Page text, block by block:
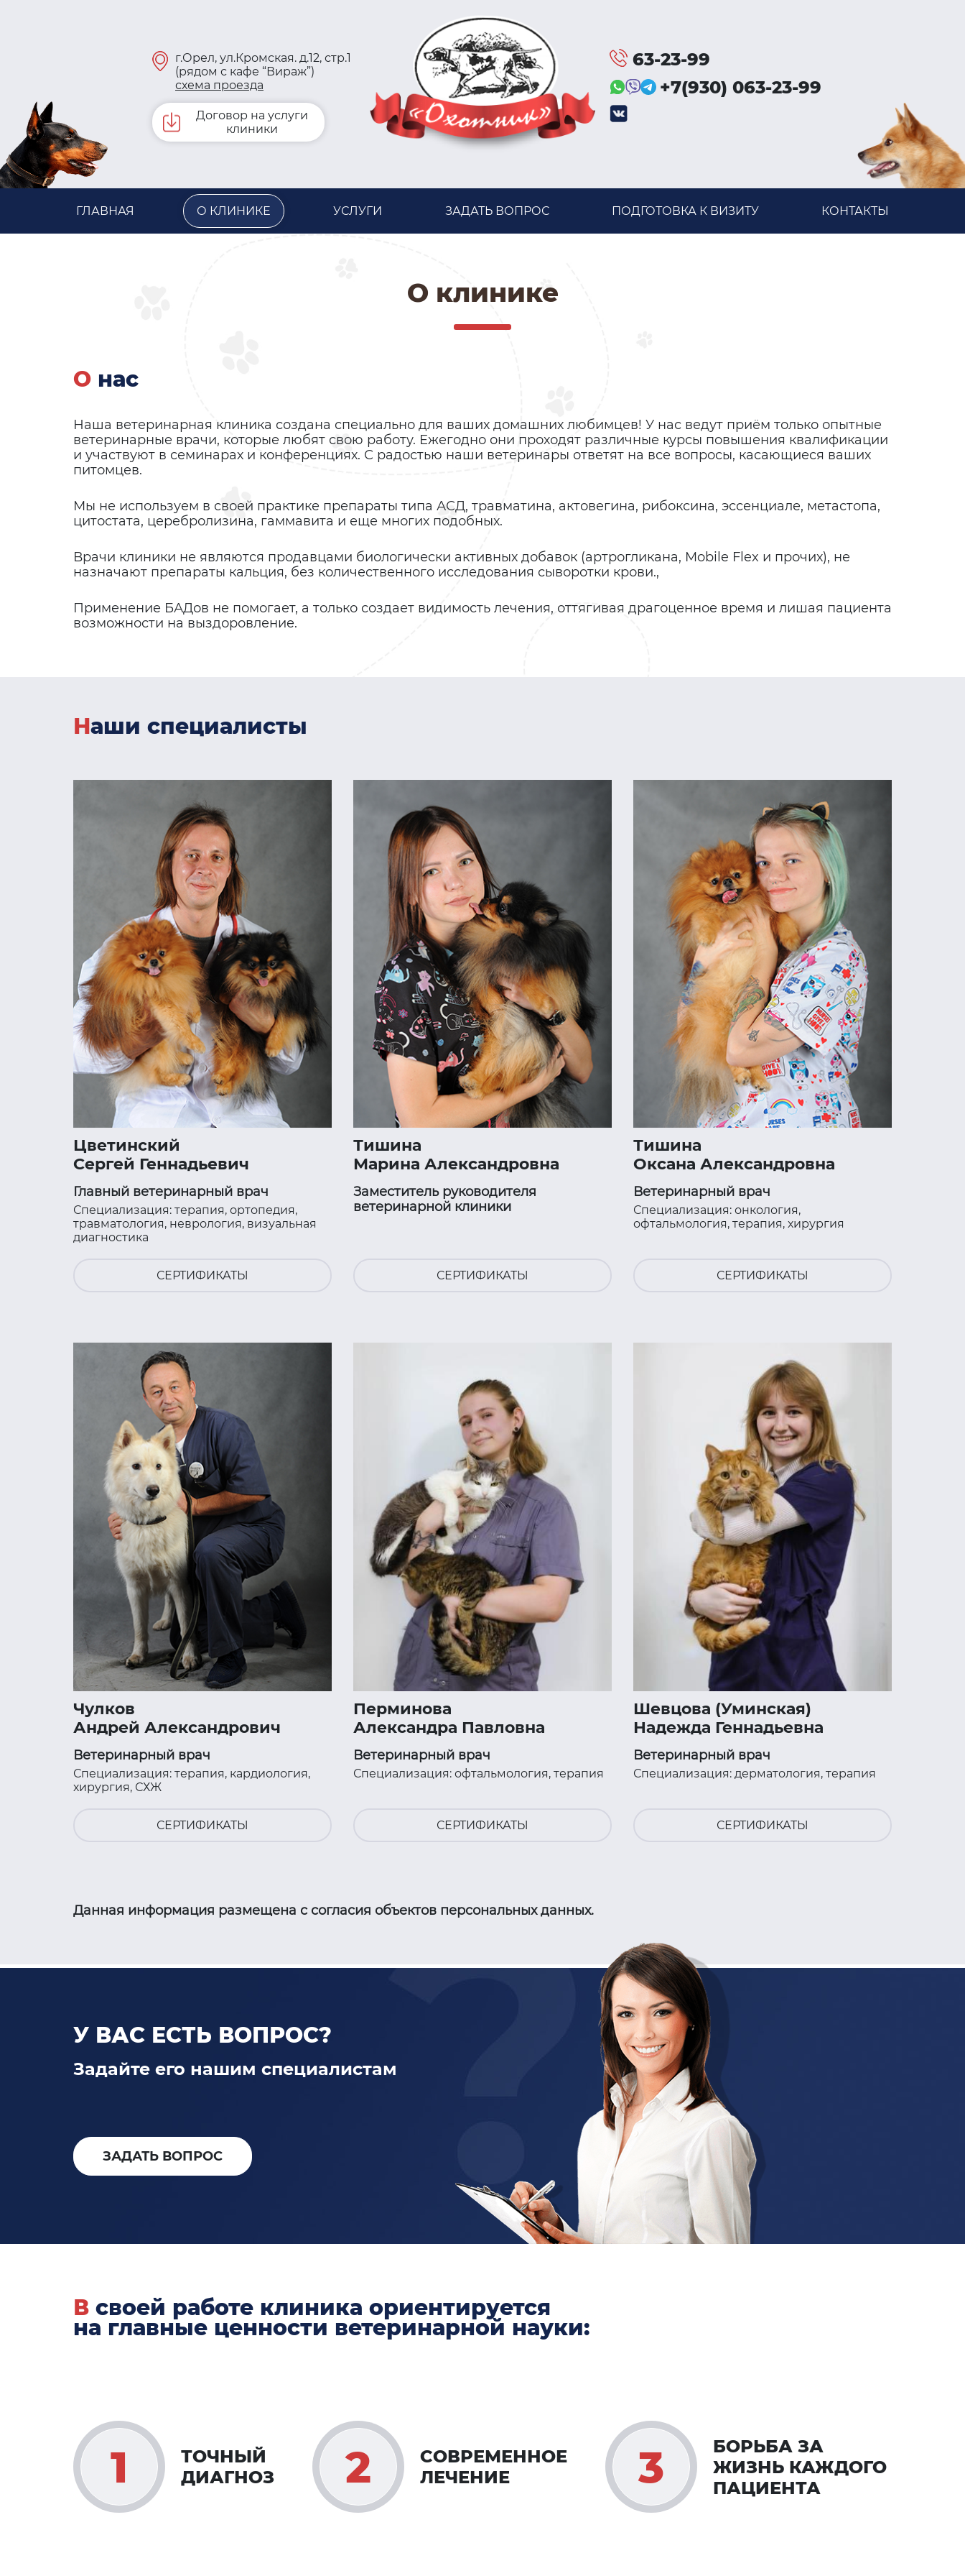
г.Орел, ул.Кромская. д.12, стр.1
(рядом с кафе “Вираж”)
схема проезда
Договор на услуги
клиники
63-23-99
+7(930) 063-23-99
ГЛАВНАЯ О КЛИНИКЕ УСЛУГИ ЗАДАТЬ ВОПРОС ПОДГОТОВКА К ВИЗИТУ КОНТАКТЫ
О клинике
О нас
Наша ветеринарная клиника создана специально для ваших домашних любимцев! У нас ведут приём только опытные
ветеринарные врачи, которые любят свою работу. Ежегодно они проходят различные курсы повышения квалификации
и участвуют в семинарах и конференциях. С радостью наши ветеринары ответят на все вопросы, касающиеся ваших
питомцев.
Мы не используем в своей практике препараты типа АСД, травматина, актовегина, рибоксина, эссенциале, метастопа,
цитостата, церебролизина, гаммавита и еще многих подобных.
Врачи клиники не являются продавцами биологически активных добавок (артрогликана, Mobile Flex и прочих), не
назначают препараты кальция, без количественного исследования сыворотки крови.,
Применение БАДов не помогает, а только создает видимость лечения, оттягивая драгоценное время и лишая пациента
возможности на выздоровление.
Наши специалисты
Цветинский
Сергей Геннадьевич
Главный ветеринарный врач
Специализация: терапия, ортопедия,
травматология, неврология, визуальная
диагностика
СЕРТИФИКАТЫ
Тишина
Марина Александровна
Заместитель руководителя
ветеринарной клиники
СЕРТИФИКАТЫ
Тишина
Оксана Александровна
Ветеринарный врач
Специализация: онкология,
офтальмология, терапия, хирургия
СЕРТИФИКАТЫ
Чулков
Андрей Александрович
Ветеринарный врач
Специализация: терапия, кардиология,
хирургия, СХЖ
СЕРТИФИКАТЫ
Перминова
Александра Павловна
Ветеринарный врач
Специализация: офтальмология, терапия
СЕРТИФИКАТЫ
Шевцова (Уминская)
Надежда Геннадьевна
Ветеринарный врач
Специализация: дерматология, терапия
СЕРТИФИКАТЫ
Данная информация размещена с согласия объектов персональных данных.
У ВАС ЕСТЬ ВОПРОС?
Задайте его нашим специалистам
ЗАДАТЬ ВОПРОС
В своей работе клиника ориентируется
на главные ценности ветеринарной науки:
ТОЧНЫЙ
ДИАГНОЗ
СОВРЕМЕННОЕ
ЛЕЧЕНИЕ
БОРЬБА ЗА
ЖИЗНЬ КАЖДОГО
ПАЦИЕНТА